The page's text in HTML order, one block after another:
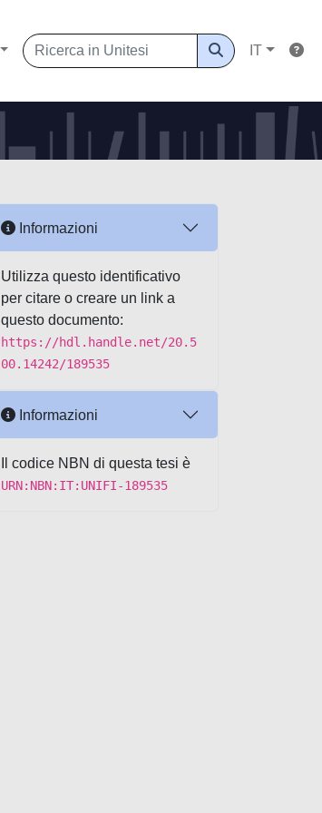
IT
Informazioni
Utilizza questo identificativo
per citare o creare un link a
questo documento:
https://hdl.handle.net/20.5
00.14242/189535
Informazioni
Il codice NBN di questa tesi è
URN:NBN:IT:UNIFI-189535